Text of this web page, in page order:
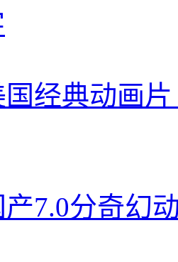
国经典动画
产7.0分奇幻